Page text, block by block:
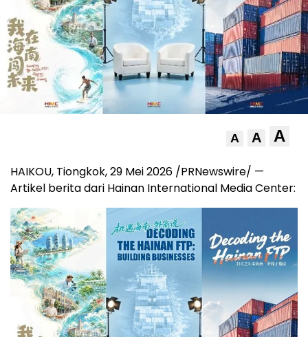
A A A
HAIKOU, Tiongkok, 29 Mei 2026 /PRNewswire/ —
Artikel berita dari Hainan International Media Center: